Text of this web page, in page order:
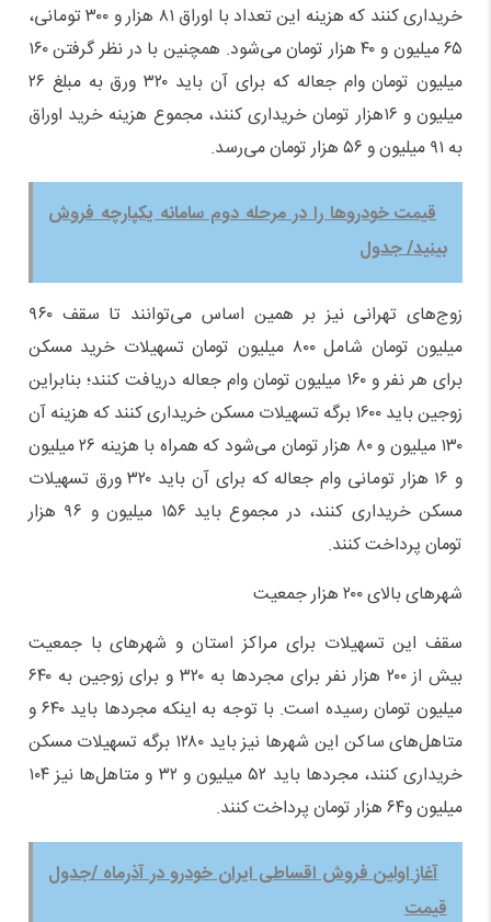
خریداری کنند که هزینه این تعداد با اوراق ۸۱ هزار و ۳۰۰ تومانی،
۶۵ میلیون و ۴۰ هزار تومان می‌شود. همچنین با در نظر گرفتن ۱۶۰
میلیون تومان وام جعاله که برای آن باید ۳۲۰ ورق به مبلغ ۲۶
میلیون و ۱۶هزار تومان خریداری کنند، مجموع هزینه خرید اوراق
به ۹۱ میلیون و ۵۶ هزار تومان می‌رسد.
قیمت خودروها را در مرحله دوم سامانه یکپارچه فروش
بینید/ جدول
زوج‌های تهرانی نیز بر همین اساس می‌توانند تا سقف ۹۶۰
میلیون تومان شامل ۸۰۰ میلیون تومان تسهیلات خرید مسکن
برای هر نفر و ۱۶۰ میلیون تومان وام جعاله دریافت کنند؛ بنابراین
زوجین باید ۱۶۰۰ برگه تسهیلات مسکن خریداری کنند که هزینه آن
۱۳۰ میلیون و ۸۰ هزار تومان می‌شود که همراه با هزینه ۲۶ میلیون
و ۱۶ هزار تومانی وام جعاله که برای آن باید ۳۲۰ ورق تسهیلات
مسکن خریداری کنند، در مجموع باید ۱۵۶ میلیون و ۹۶ هزار
تومان پرداخت کنند.
شهرهای بالای ۲۰۰ هزار جمعیت
سقف این تسهیلات برای مراکز استان و شهرهای با جمعیت
بیش از ۲۰۰ هزار نفر برای مجردها به ۳۲۰ و برای زوجین به ۶۴۰
میلیون تومان رسیده است. با توجه به اینکه مجردها باید ۶۴۰ و
متاهل‌های ساکن این شهرها نیز باید ۱۲۸۰ برگه تسهیلات مسکن
خریداری کنند، مجردها باید ۵۲ میلیون و ۳۲ و متاهل‌ها نیز ۱۰۴
میلیون و۶۴ هزار تومان پرداخت کنند.
آغاز اولین فروش اقساطی ایران خودرو در آذرماه /جدول
قیمت